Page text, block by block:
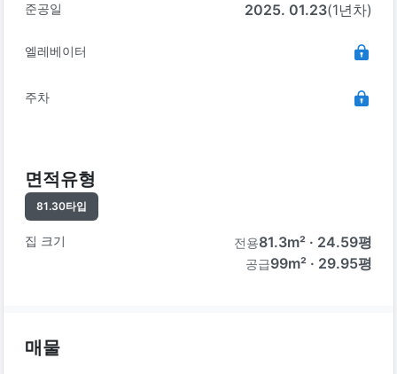
준공일 2025. 01.23(1년차)
엘레베이터
주차
면적유형
81.30타입
집 크기 전용81.3m² · 24.59평
공급99m² · 29.95평
매물